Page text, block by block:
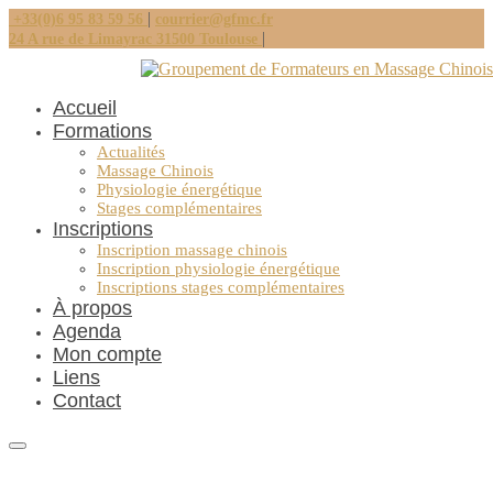
+33(0)6 95 83 59 56 | courrier@gfmc.fr
24 A rue de Limayrac 31500 Toulouse |
Accueil
Formations
Actualités
Massage Chinois
Physiologie énergétique
Stages complémentaires
Inscriptions
Inscription massage chinois
Inscription physiologie énergétique
Inscriptions stages complémentaires
À propos
Agenda
Mon compte
Liens
Contact